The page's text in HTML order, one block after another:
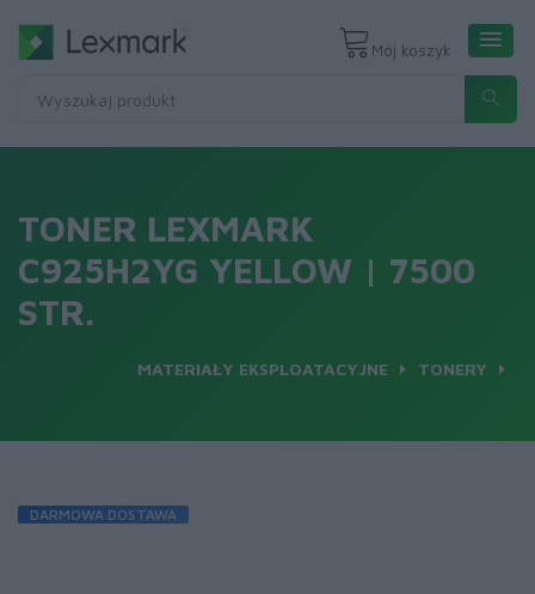
Mój koszyk
TONER LEXMARK
C925H2YG YELLOW | 7500
STR.
MATERIAŁY EKSPLOATACYJNE TONERY
DARMOWA DOSTAWA